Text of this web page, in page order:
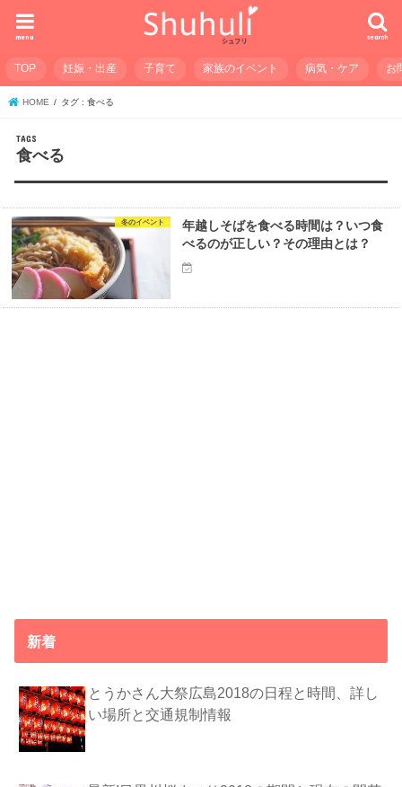
search
menu
TOP 妊娠・出産 子育て 家族のイベント 病気・ケア お
HOME タグ : 食べる
食べる
冬のイベント
年越しそばを食べる時間は？いつ食
べるのが正しい？その理由とは？
新着
とうかさん大祭広島2018の日程と時間、詳し
い場所と交通規制情報